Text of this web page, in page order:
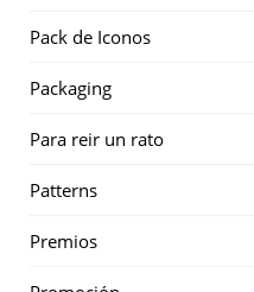
Pack de Iconos
Packaging
Para reir un rato
Patterns
Premios